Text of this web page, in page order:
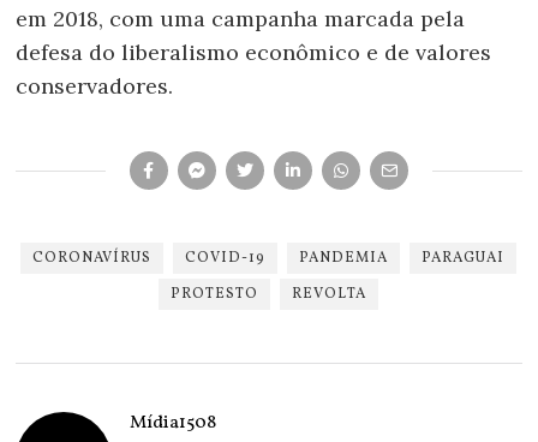
em 2018, com uma campanha marcada pela
defesa do liberalismo econômico e de valores
conservadores.
CORONAVÍRUS COVID-19 PANDEMIA
PARAGUAI
PROTESTO
REVOLTA
Mídia1508